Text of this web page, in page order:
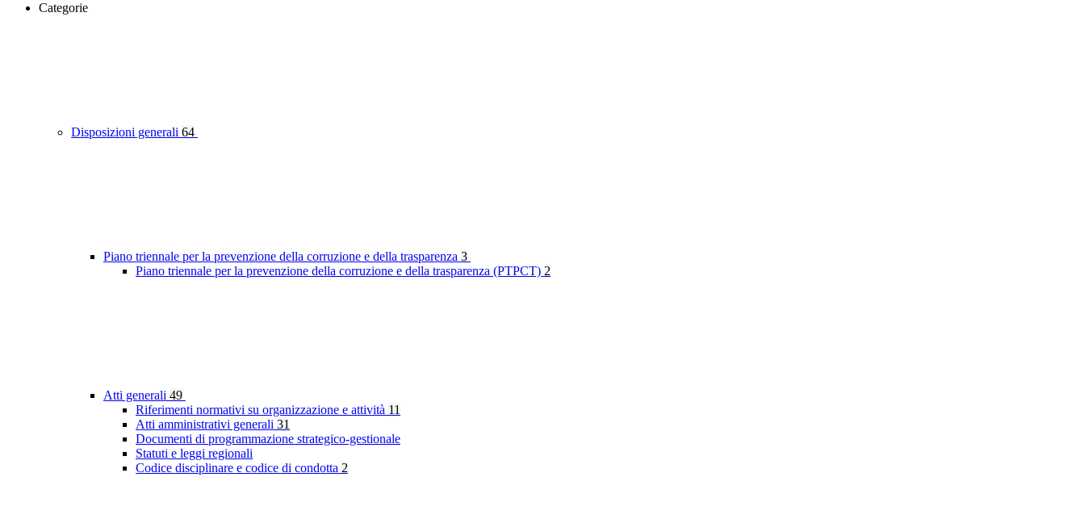
Categorie
Disposizioni generali 64
Piano triennale per la prevenzione della corruzione e della trasparenza 3
Piano triennale per la prevenzione della corruzione e della trasparenza (PTPCT) 2
Atti generali 49
Riferimenti normativi su organizzazione e attività 11
Atti amministrativi generali 31
Documenti di programmazione strategico-gestionale
Statuti e leggi regionali
Codice disciplinare e codice di condotta 2